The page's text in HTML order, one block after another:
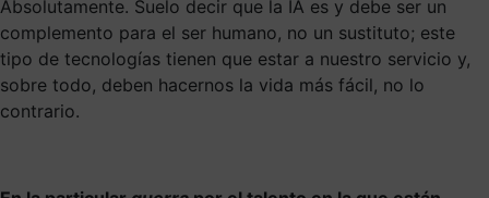
Absolutamente. Suelo decir que la IA es y debe ser un
complemento para el ser humano, no un sustituto; este
tipo de tecnologías tienen que estar a nuestro servicio y,
sobre todo, deben hacernos la vida más fácil, no lo
contrario.